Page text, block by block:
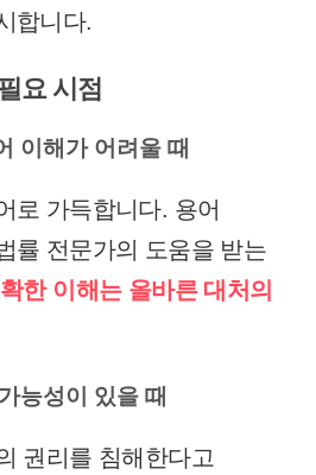
합니다.
요 시점
이해가 어려울 때
로 가득합니다. 용어
률 전문가의 도움을 받는
한 이해는 올바른 대처의
능성이 있을 때
권리를 침해한다고